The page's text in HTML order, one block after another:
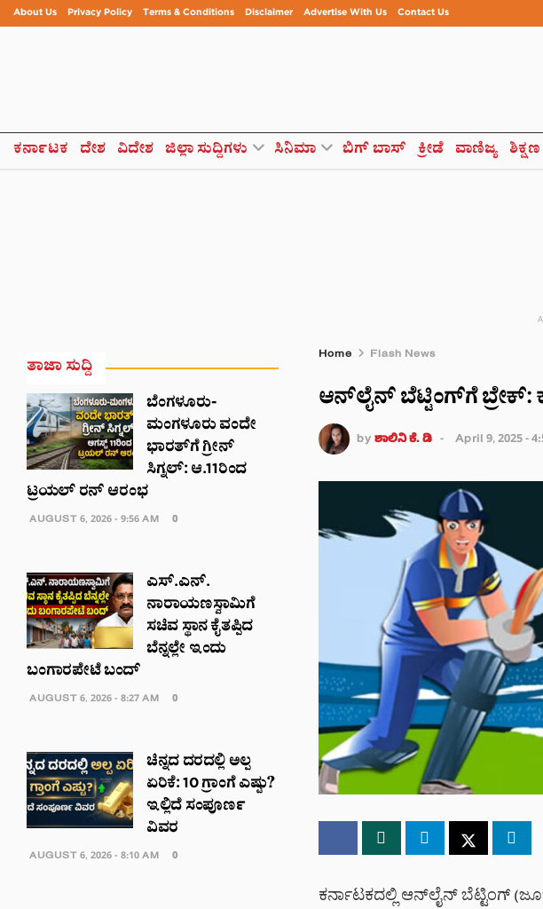
About Us Privacy Policy Terms & Conditions Disclaimer Advertise With Us Contact Us
ಕರ್ನಾಟಕ ದೇಶ ವಿದೇಶ ಜಿಲ್ಲಾ ಸುದ್ದಿಗಳು ಸಿನಿಮಾ ಬಿಗ್ ಬಾಸ್ ಕ್ರೀಡೆ ವಾಣಿಜ್ಯ ಶಿಕ್ಷಣ
Home Flash News
ಆನ್‌ಲೈನ್ ಬೆಟ್ಟಿಂಗ್‌ಗೆ ಬ್ರೇಕ್:
by ಶಾಲಿನಿ ಕೆ. ಡಿ April 9, 2025 -
ಕರ್ನಾಟಕದಲ್ಲಿ ಆನ್‌ಲೈನ್ ಬೆಟ್ಟಿಂಗ್
ತಾಜಾ ಸುದ್ದಿ
ಬೆಂಗಳೂರು-
ಮಂಗಳೂರು ವಂದೇ
ಭಾರತ್‌ಗೆ ಗ್ರೀನ್
ಸಿಗ್ನಲ್: ಆ.11ರಿಂದ
ಟ್ರಯಲ್ ರನ್ ಆರಂಭ
AUGUST 6, 2026 - 9:56 AM 0
ಎಸ್.ಎನ್.
ನಾರಾಯಣಸ್ವಾಮಿಗೆ
ಸಚಿವ ಸ್ಥಾನ ಕೈತಪ್ಪಿದ
ಬೆನ್ನಲ್ಲೇ ಇಂದು
ಬಂಗಾರಪೇಟೆ ಬಂದ್
AUGUST 6, 2026 - 8:27 AM 0
ಚಿನ್ನದ ದರದಲ್ಲಿ ಅಲ್ಪ
ಏರಿಕೆ: 10 ಗ್ರಾಂಗೆ ಎಷ್ಟು?
ಇಲ್ಲಿದೆ ಸಂಪೂರ್ಣ
ವಿವರ
AUGUST 6, 2026 - 8:10 AM 0